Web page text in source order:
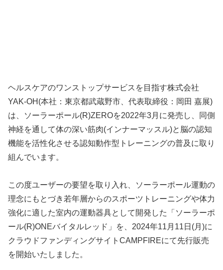
ヘルスケアのワンストップサービスを目指す株式会社
YAK-OH(本社：東京都武蔵野市、代表取締役：岡田 嘉展)
は、ソーラーポール(R)ZEROを2022年3月に発売し、同側
神経を通して体の深い筋肉(インナーマッスル)と脳の認知
機能を活性化させる認知動作型トレーニングの普及に取り
組んでいます。
この度ユーザーの要望を取り入れ、ソーラーポール運動の
理念にもとづき若年層からのスポーツトレーニングや体力
強化に適した室内の運動器具として開発した「ソーラーポ
ール(R)ONEバイタルレッド」を、2024年11月11日(月)に
クラウドファンディングサイトCAMPFIREにて先行販売
を開始いたしました。